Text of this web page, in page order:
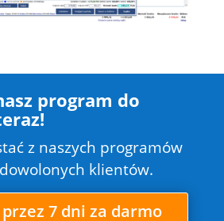
program do
z naszych programów
klientów.
7 dni za darmo